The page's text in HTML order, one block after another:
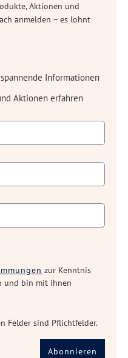
Aktionen und
anmelden – es lohnt
Informationen
Aktionen erfahren
zur Kenntnis
und bin mit ihnen
Felder sind Pflichtfelder.
Abonnieren